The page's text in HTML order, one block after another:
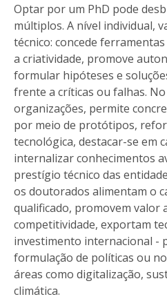
Optar por um PhD pode
múltiplos. A nível individual,
técnico: concede
a criatividade, promove
formular hipóteses e
frente a críticas ou falhas.
organizações, permite
por meio de protótipos,
tecnológica, destacar-se em
internalizar conhecimentos
prestígio técnico das
os doutorados alimentam o
qualificado, promovem valor
competitividade, exportam
investimento internacional -
formulação de políticas ou
áreas como digitalização,
climática.